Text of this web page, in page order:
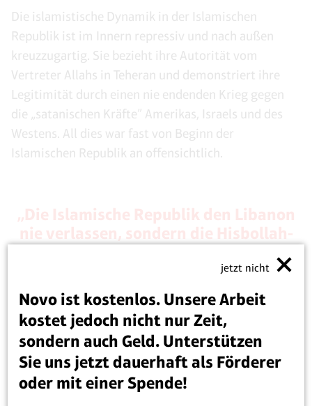
Die islamistische Dynamik in der Islamischen
Republik ist im Innern repressiv und nach außen
kreuzzugartig. Sie bezieht ihre Autorität vom
Vertreter Allahs in Teheran und demonstriert ihre
Legitimität durch einen nie endenden Krieg gegen
die „satanischen Kräfte” Amerikas, Israels und des
Westens. All dies war fast von Beginn der
Islamischen Republik an offensichtlich.
nie verlassen, sondern die Hisbollah-
Bereits im März 1979 hatte Chomeini den Hidschab
vorgeschrieben und ihn als entscheidende Waffe im
jetzt nicht
Novo ist kostenlos. Unsere Arbeit
kostet jedoch nicht nur Zeit,
sondern auch Geld. Unterstützen
Sie uns jetzt dauerhaft als Förderer
oder mit einer Spende!